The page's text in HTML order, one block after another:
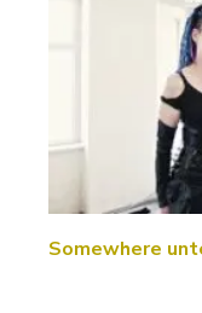
Somewhere